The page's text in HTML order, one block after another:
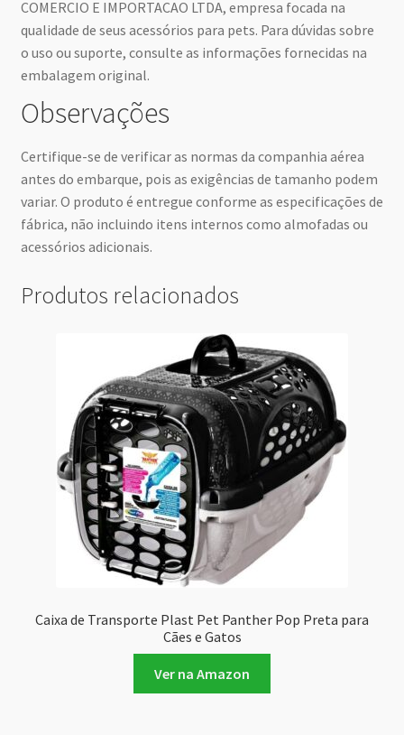
COMERCIO E IMPORTACAO LTDA, empresa focada na
qualidade de seus acessórios para pets. Para dúvidas sobre
o uso ou suporte, consulte as informações fornecidas na
embalagem original.
Observações
Certifique-se de verificar as normas da companhia aérea
antes do embarque, pois as exigências de tamanho podem
variar. O produto é entregue conforme as especificações de
fábrica, não incluindo itens internos como almofadas ou
acessórios adicionais.
Produtos relacionados
Caixa de Transporte Plast Pet Panther Pop Preta para
Cães e Gatos
Ver na Amazon